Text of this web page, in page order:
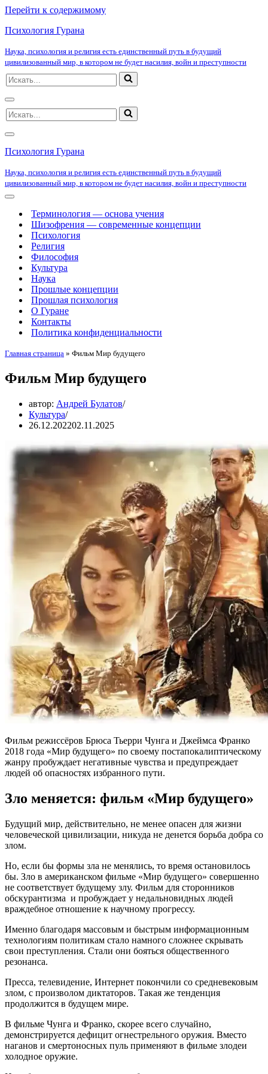
Перейти к содержимому
Психология Гурана
Наука, психология и религия есть единственный путь в будущий
цивилизованный мир, в котором не будет насилия, войн и преступности
Искать...
Меню
навигации
Искать...
Меню
навигации
Психология Гурана
Наука, психология и религия есть единственный путь в будущий
цивилизованный мир, в котором не будет насилия, войн и преступности
Меню
навигацииТерминология — основа учения
Шизофрения — современные концепции
Психология
Религия
Философия
Культура
Наука
Прошлые концепции
Прошлая психология
О Гуране
Контакты
Политика конфиденциальности
Главная страница » Фильм Мир будущего
Фильм Мир будущего
автор: Андрей Булатов
Культура
26.12.202202.11.2025
Фильм режиссёров Брюса Тьерри Чунга и Джеймса Франко
2018 года «Мир будущего» по своему постапокалиптическому
жанру пробуждает негативные чувства и предупреждает
людей об опасностях избранного пути.
Зло меняется: фильм «Мир будущего»
Будущий мир, действительно, не менее опасен для жизни
человеческой цивилизации, никуда не денется борьба добра со
злом.
Но, если бы формы зла не менялись, то время остановилось
бы. Зло в американском фильме «Мир будущего» совершенно
не соответствует будущему злу. Фильм для сторонников
обскурантизма и пробуждает у недальновидных людей
враждебное отношение к научному прогрессу.
Именно благодаря массовым и быстрым информационным
технологиям политикам стало намного сложнее скрывать
свои преступления. Стали они бояться общественного
резонанса.
Пресса, телевидение, Интернет покончили со средневековым
злом, с произволом диктаторов. Такая же тенденция
продолжится в будущем мире.
В фильме Чунга и Франко, скорее всего случайно,
демонстрируется дефицит огнестрельного оружия. Вместо
наганов и смертоносных пуль применяют в фильме злодеи
холодное оружие.